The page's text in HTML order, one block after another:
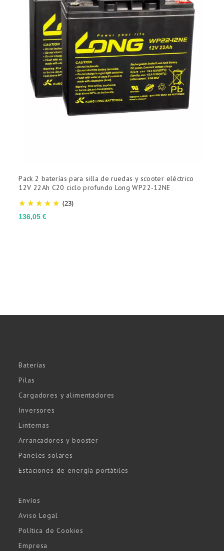
(23)
Precio
136,05 €
Pack 2 baterías para silla de ruedas y scooter eléctrico
12V 22Ah C20 ciclo profundo Long WP22-12NE
Baterías
Pilas
Cargadores y alimentadores
Inversores
Linternas
Arrancadores y booster
Paneles solares
Estaciones de energía portátiles
Envíos
Aviso Legal
Política de Cookies
Empresa